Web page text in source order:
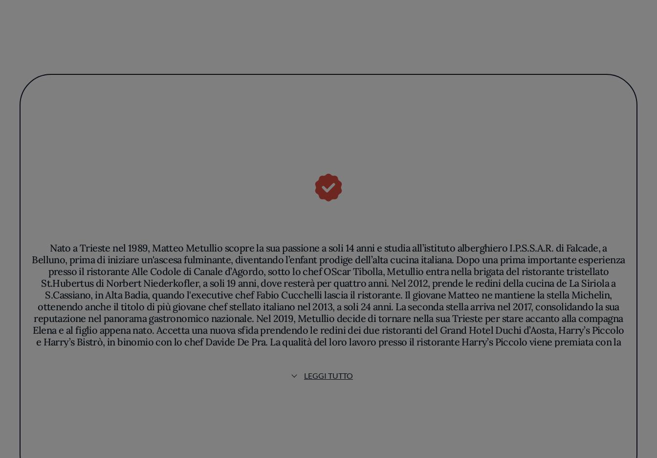
Nato a Trieste nel 1989, Matteo Metullio scopre la sua passione a soli 14 anni e studia all’istituto alberghiero I.P.S.S.A.R. di Falcade, a
Belluno, prima di iniziare un'ascesa fulminante, diventando l’enfant prodige dell’alta cucina italiana. Dopo una prima importante esperienza
presso il ristorante Alle Codole di Canale d’Agordo, sotto lo chef OScar Tibolla, Metullio entra nella brigata del ristorante tristellato
St.Hubertus di Norbert Niederkofler, a soli 19 anni, dove resterà per quattro anni. Nel 2012, prende le redini della cucina de La Siriola a
S.Cassiano, in Alta Badia, quando l'executive chef Fabio Cucchelli lascia il ristorante. Il giovane Matteo ne mantiene la stella Michelin,
ottenendo anche il titolo di più giovane chef stellato italiano nel 2013, a soli 24 anni. La seconda stella arriva nel 2017, consolidando la sua
reputazione nel panorama gastronomico nazionale. Nel 2019, Metullio decide di tornare nella sua Trieste per stare accanto alla compagna
Elena e al figlio appena nato. Accetta una nuova sfida prendendo le redini dei due ristoranti del Grand Hotel Duchi d’Aosta, Harry’s Piccolo
e Harry’s Bistrò, in binomio con lo chef Davide De Pra. La qualità del loro lavoro presso il ristorante Harry’s Piccolo viene premiata con la
Premio Miglior Chef della Guida di Identità Golose. Alla fine del 2024, viene annunciato il trasferimento dell’Harry’s Piccolo: il ristorante
LEGGI TUTTO